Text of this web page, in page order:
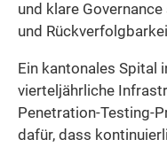
und klare
und
Ein kantonales Spital
vierteljährliche
Penetration-Testing-
dafür, dass